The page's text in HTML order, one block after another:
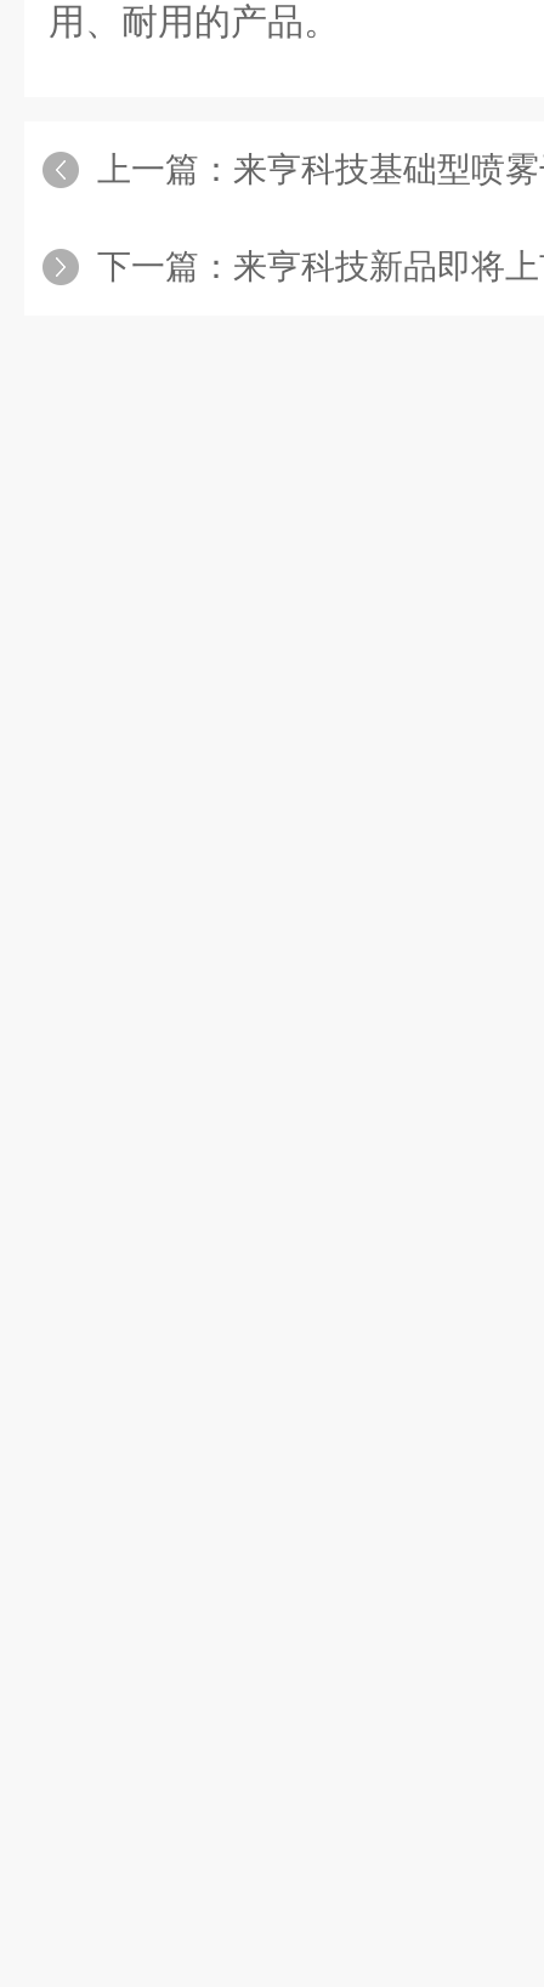
用、耐用的产品。
上一篇： 来亨科技基础型喷
下一篇： 来亨科技新品即将